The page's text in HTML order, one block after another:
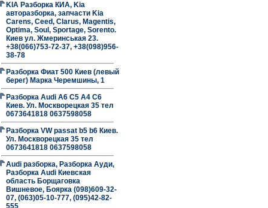
KIA Разборка КИА, Kia
авторазборка, запчасти Kia
Carens, Ceed, Clarus, Magentis,
Optima, Soul, Sportage, Sorento.
Киев ул. Жмеринськая 23.
+38(066)753-72-37, +38(098)956-
38-78
Разборка Фиат 500 Киев (левый
берег) Марка Черемшины, 1
Разборка Audi A6 C5 A4 C6
Киев. Ул. Москворецкая 35 тел
0673641818 0637598058
Разборка VW passat b5 b6 Киев.
Ул. Москворецкая 35 тел
0673641818 0637598058
Audi разборка, Разборка Ауди,
Разборка Audi Киевская
область Борщаговка
Вишневое, Боярка (098)609-32-
07, (063)05-10-777, (095)42-82-
555